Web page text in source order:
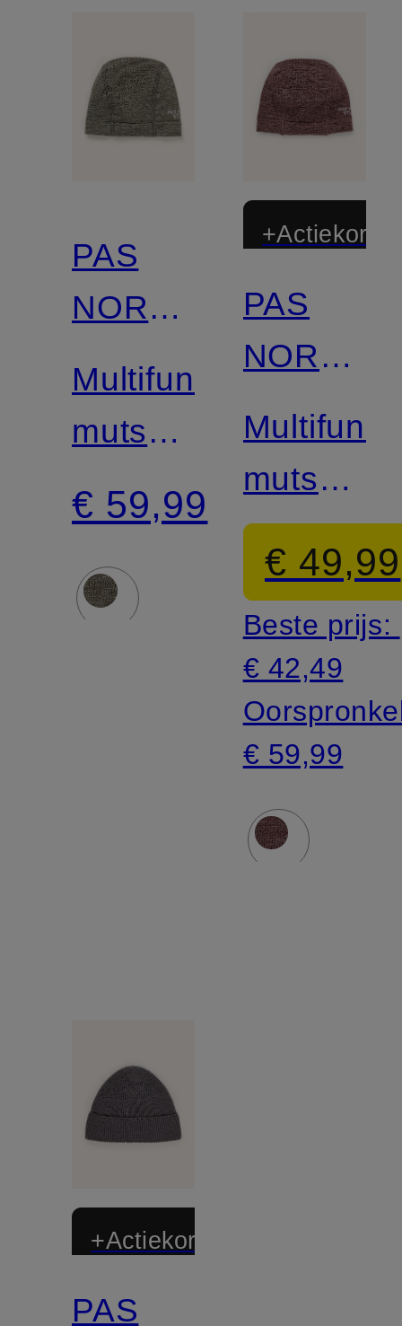
PAS
NORMAL
STUDIOS
Multifunctionele
muts
LOGO
MERINO
€ 59,99
PAS
NORMAL
STUDIOS
muts
LOGO
MERINO
€ 49,99
Beste prijs:
€ 42,49
€ 59,99
+Actiekorting
PAS